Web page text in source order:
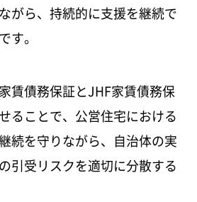
がら、持続的に支援を継続で
す。
賃債務保証とJHF家賃債務保
ることで、公営住宅における
続を守りながら、自治体の実
引受リスクを適切に分散する